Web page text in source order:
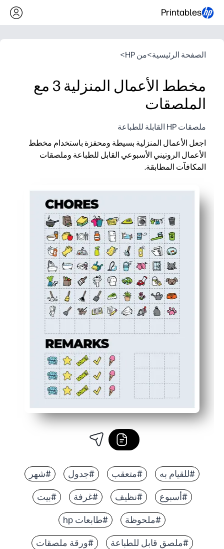
Printables
الصفحة الرئيسية>من HP >
مخطط الأعمال المنزلية 3 مع
الملصقات
ملصقات HP القابلة للطباعة
اجعل الأعمال المنزلية بسيطة ومحفزة باستخدام مخطط
الأعمال الروتيني الأسبوعي القابل للطباعة وملصقات
المكافآت المطابقة.
إعداد بدون إعداد مسبق - ما عليك سوى الطباعة والنشر والبدء
تحافظ على تفاعل الأطفال - تعمل الأيقونات الملونة على
يبني إجراءات روتينية متسقة - شبكة أسبوعية واضحة توضح ما
يتتبع التقدم والثناء - استخدم قسم الملاحظات للتذكيرات
#للقيام به #متعقب #جدول #شهر
#أسبوع #نظيف #غرفة #بيت
#ملحوظة #طابعات hp
#ملصق قابل للطباعة #ورقة ملصقات